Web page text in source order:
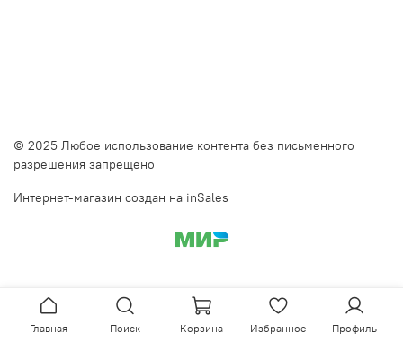
© 2025 Любое использование контента без письменного
разрешения запрещено
Интернет-магазин создан на inSales
Главная Поиск Корзина Избранное Профиль